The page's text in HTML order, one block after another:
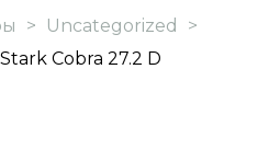
> Uncategorized
>
Cobra 27.2 D